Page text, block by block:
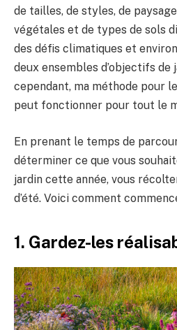
de tailles, de styles, de
végétales et de types de sols
des défis climatiques et
deux ensembles d’objectifs de
cependant, ma méthode pour
peut fonctionner pour tout le
En prenant le temps de
déterminer ce que vous
jardin cette année, vous
d’été. Voici comment
1. Gardez-les